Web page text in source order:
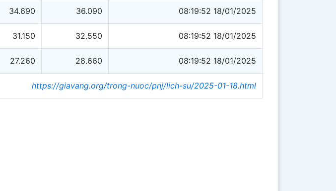
34.690 36.090 08:19:52 18/01/2025
31.150 32.550 08:19:52 18/01/2025
27.260 28.660 08:19:52 18/01/2025
https://giavang.org/trong-nuoc/pnj/lich-su/2025-01-18.html